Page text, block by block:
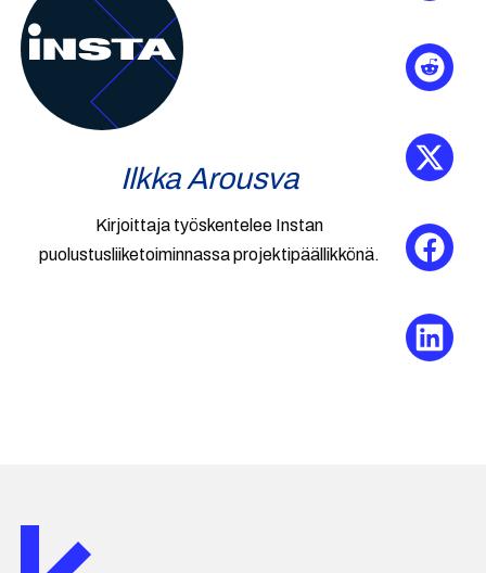
Ilkka Arousva
Kirjoittaja työskentelee Instan
puolustusliiketoiminnassa projektipäällikkönä.